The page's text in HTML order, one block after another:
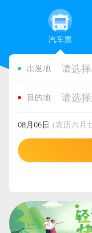
汽车票
出发地 请选
目的地 请选
08月06日 (农历六月